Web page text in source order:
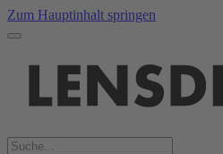
Zum Hauptinhalt springen